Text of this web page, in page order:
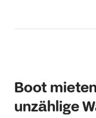
Boot
unzählige